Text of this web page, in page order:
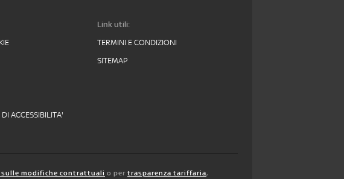
ACCESSIBILITA'
Link utili:
TERMINI E CONDIZIONI
SITEMAP
modifiche contrattuali o per trasparenza tariffaria,